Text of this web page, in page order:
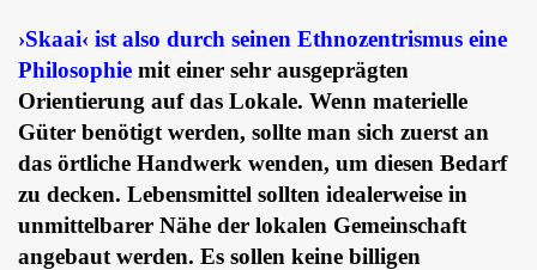
›Skaai‹ ist also durch seinen Ethnozentrismus eine
Philosophie mit einer sehr ausgeprägten
Orientierung auf das Lokale. Wenn materielle
Güter benötigt werden, sollte man sich zuerst an
das örtliche Handwerk wenden, um diesen Bedarf
zu decken. Lebensmittel sollten idealerweise in
unmittelbarer Nähe der lokalen Gemeinschaft
angebaut werden. Es sollen keine billigen